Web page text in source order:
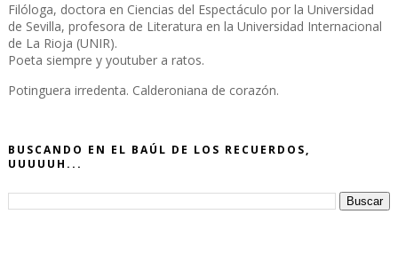
Filóloga, doctora en Ciencias del Espectáculo por la Universidad
de Sevilla, profesora de Literatura en la Universidad Internacional
de La Rioja (UNIR).
Poeta siempre y youtuber a ratos.
Potinguera irredenta. Calderoniana de corazón.
BUSCANDO EN EL BAÚL DE LOS RECUERDOS,
UUUUUH...